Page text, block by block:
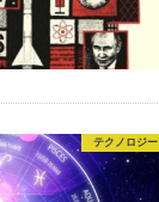
テクノロジー